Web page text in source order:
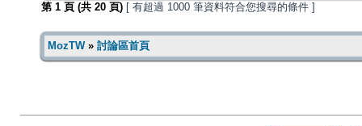
第 1 頁 (共 20 頁) [ 有超過 1000 筆資料符合您搜尋的條件 ]
MozTW» 討論區首頁